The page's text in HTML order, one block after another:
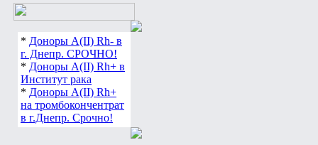
* Доноры А(ІІ) Rh- в
г. Днепр. СРОЧНО!
* Доноры А(ІІ) Rh+ в
Институт рака
* Доноры А(ІІ) Rh+
на тромбокончентрат
в г.Днепр. Срочно!